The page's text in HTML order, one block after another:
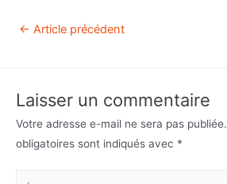
← Article précédent
Laisser un commentaire
Votre adresse e-mail ne sera pas publiée.
obligatoires sont indiqués avec *